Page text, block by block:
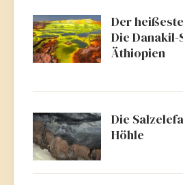
Der
Die Danakil-
Äthiopien
Die
Höhle